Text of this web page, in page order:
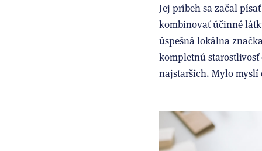
Jej príbeh sa začal
kombinovať účinné
úspešná lokálna
kompletnú
najstarších. Mylo